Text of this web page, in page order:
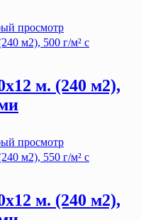
просмотр
м. (240 м2),
просмотр
м. (240 м2),